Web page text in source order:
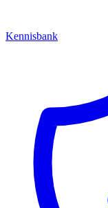
Kennisbank